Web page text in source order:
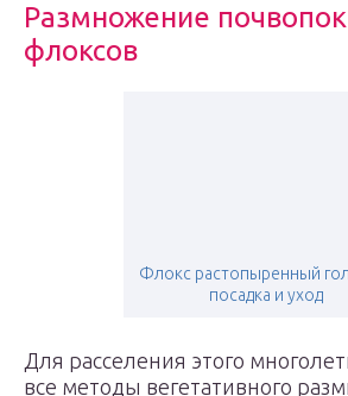
Размножение
флоксов
Флокс растопыренный
посадка и уход
Для расселения этого
все методы вегетативного